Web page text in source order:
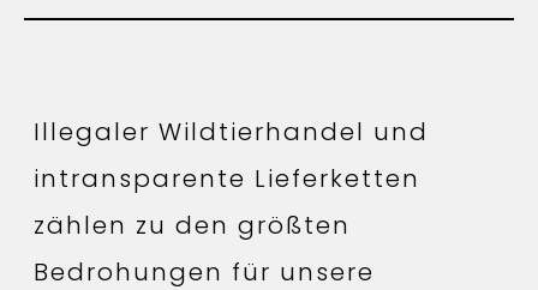
Illegaler Wildtierhandel und
intransparente Lieferketten
zählen zu den größten
Bedrohungen für unsere